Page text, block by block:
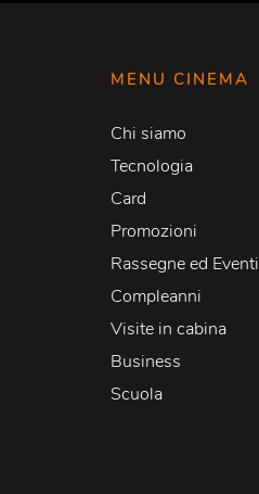
MENU CINEMA
Chi siamo
Tecnologia
Card
Promozioni
Rassegne ed Eventi
Compleanni
Visite in cabina
Business
Scuola